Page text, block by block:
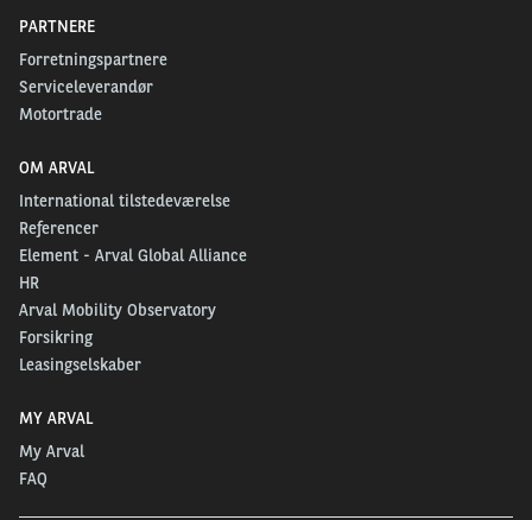
PARTNERE
Forretningspartnere
Serviceleverandør
Motortrade
OM ARVAL
International tilstedeværelse
Referencer
Element - Arval Global Alliance
HR
Arval Mobility Observatory
Forsikring
Leasingselskaber
MY ARVAL
My Arval
FAQ